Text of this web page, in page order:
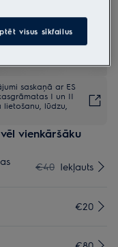
saskaņā ar ES
I un II
lūdzu,
vienkāršāku
€40 Iekļauts
€20
visus sīkfailus